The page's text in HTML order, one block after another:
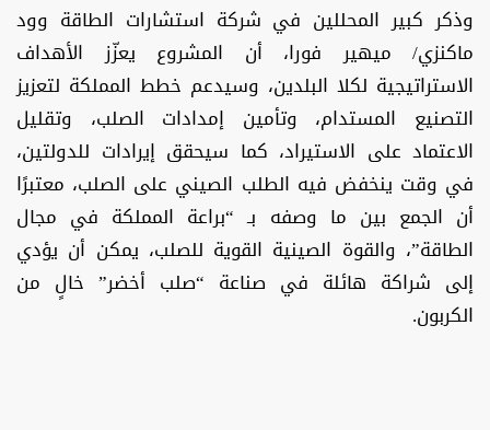
وذكر كبير المحللين في شركة استشارات الطاقة وود
ماكنزي/ ميهير فورا، أن المشروع يعزّز الأهداف
الاستراتيجية لكلا البلدين، وسيدعم خطط المملكة لتعزيز
التصنيع المستدام، وتأمين إمدادات الصلب، وتقليل
الاعتماد على الاستيراد، كما سيحقق إيرادات للدولتين،
في وقت ينخفض فيه الطلب الصيني على الصلب، معتبرًا
أن الجمع بين ما وصفه بـ “براعة المملكة في مجال
الطاقة”، والقوة الصينية القوية للصلب، يمكن أن يؤدي
إلى شراكة هائلة في صناعة “صلب أخضر” خالٍ من
الكربون.